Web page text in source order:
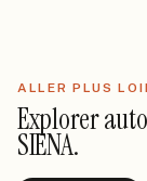
ALLER PLUS
Explorer
SIENA.